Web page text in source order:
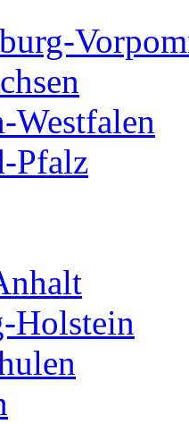
Westfalen
Pfalz
Holstein